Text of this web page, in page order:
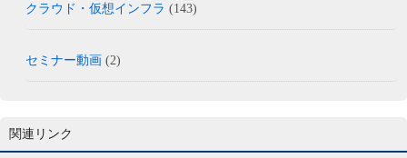
クラウド・仮想インフラ (143)
セミナー動画 (2)
関連リンク